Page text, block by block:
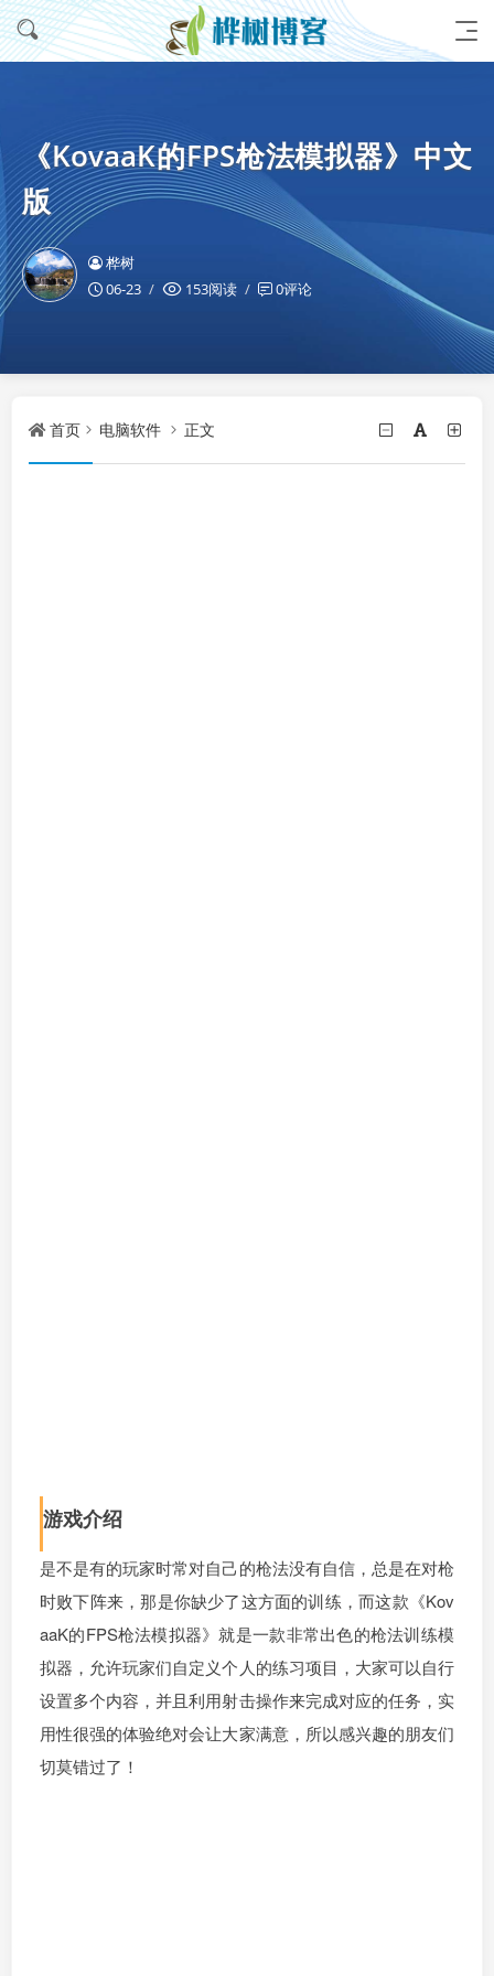
《KovaaK的FPS枪法模拟器》中文
版
桦树
06-23
153阅读 0评论
首页 电脑软件 正文
游戏介绍
是不是有的玩家时常对自己的枪法没有自信，总是在对枪
时败下阵来，那是你缺少了这方面的训练，而这款《Kov
aaK的FPS枪法模拟器》就是一款非常出色的枪法训练模
拟器，允许玩家们自定义个人的练习项目，大家可以自行
设置多个内容，并且利用射击操作来完成对应的任务，实
用性很强的体验绝对会让大家满意，所以感兴趣的朋友们
切莫错过了！